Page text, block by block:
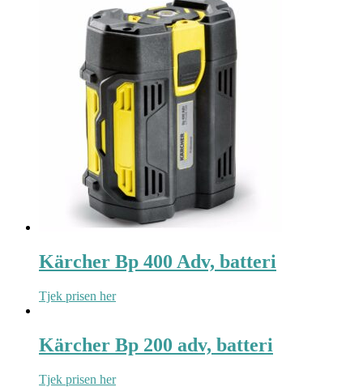
Kärcher Bp 400 Adv, batteri
Tjek prisen her
Kärcher Bp 200 adv, batteri
Tjek prisen her